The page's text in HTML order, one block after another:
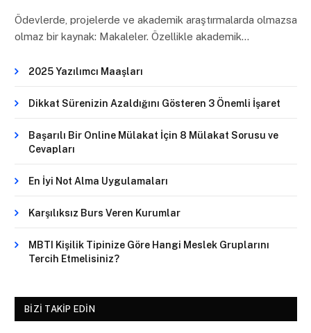
Ödevlerde, projelerde ve akademik araştırmalarda olmazsa
olmaz bir kaynak: Makaleler. Özellikle akademik…
2025 Yazılımcı Maaşları
Dikkat Sürenizin Azaldığını Gösteren 3 Önemli İşaret
Başarılı Bir Online Mülakat İçin 8 Mülakat Sorusu ve
Cevapları
En İyi Not Alma Uygulamaları
Karşılıksız Burs Veren Kurumlar
MBTI Kişilik Tipinize Göre Hangi Meslek Gruplarını
Tercih Etmelisiniz?
BIZI TAKIP EDIN